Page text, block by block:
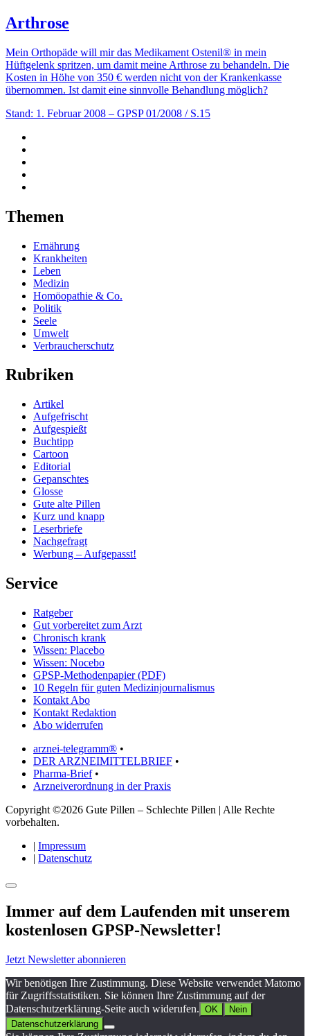
Arthrose
Mein Orthopäde will mir das Medikament Ostenil® in mein
Hüftgelenk spritzen, um damit meine Arthrose zu behandeln. Die
Kosten in Höhe von 350 € werden nicht von der Krankenkasse
übernommen. Ist damit eine sinnvolle Behandlung möglich?
Stand: 1. Februar 2008 – GPSP 01/2008 / S.15
Themen
Ernährung
Krankheiten
Leben
Medizin
Homöopathie & Co.
Politik
Seele
Umwelt
Verbraucherschutz
Rubriken
Artikel
Aufgefrischt
Aufgespießt
Buchtipp
Cartoon
Editorial
Gepanschtes
Glosse
Gute alte Pillen
Kurz und knapp
Leserbriefe
Nachgefragt
Werbung – Aufgepasst!
Service
Ratgeber
Gut vorbereitet zum Arzt
Chronisch krank
Wissen: Placebo
Wissen: Nocebo
GPSP-Methodenpapier (PDF)
10 Regeln für guten Medizinjournalismus
Kontakt Abo
Kontakt Redaktion
Abo widerrufen
arznei-telegramm® •
DER ARZNEIMITTELBRIEF •
Pharma-Brief•
Arzneiverordnung in der Praxis
Copyright ©2026 Gute Pillen – Schlechte Pillen | Alle Rechte
vorbehalten.
| Impressum
| Datenschutz
Immer auf dem Laufenden mit unserem
kostenlosen GPSP-Newsletter!
Jetzt Newsletter abonnieren
Wir benötigen Ihre Zustimmung. Diese Website verwendet Matomo
für Zugriffsstatistiken. Sie können Ihre Zustimmung auf der
Datenschutzerklärung-Seite auch widerufen. OK
Nein
Datenschutzerklärung